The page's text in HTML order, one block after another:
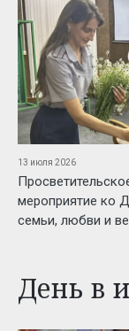
13 июля 2026
мероприятие ко
семьи, любви и
День в